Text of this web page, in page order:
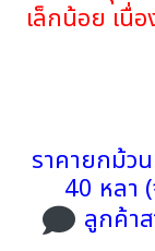
เล็กน้อย เนื่
ราคายกม้ว
40 หลา
ลูกค้า